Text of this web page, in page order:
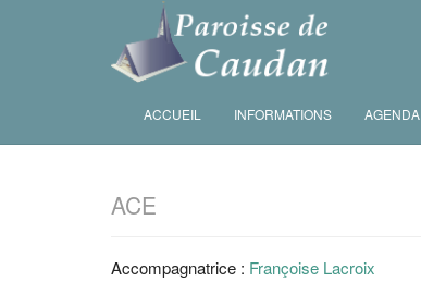
ACCUEIL INFORMATIONS AGENDA
ACE
Accompagnatrice : Françoise Lacroix